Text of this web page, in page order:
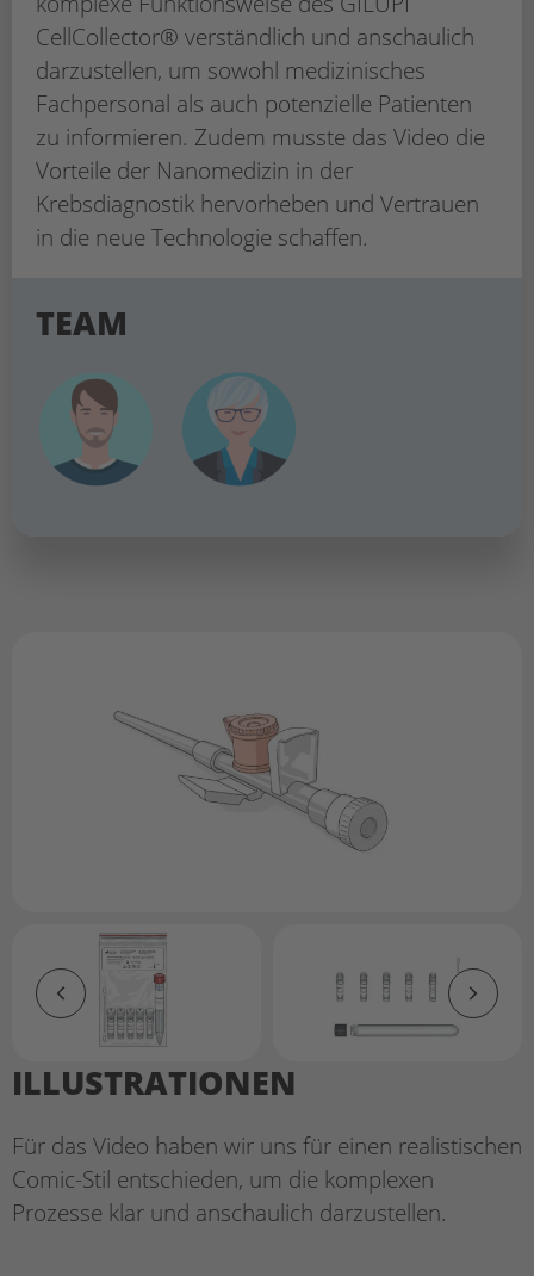
CellCollector® verständlich und anschaulich
darzustellen, um sowohl medizinisches
Fachpersonal als auch potenzielle Patienten
zu informieren. Zudem musste das Video die
Vorteile der Nanomedizin in der
Krebsdiagnostik hervorheben und Vertrauen
in die neue Technologie schaffen.
TEAM
ILLUSTRATIONEN
Für das Video haben wir uns für einen realistischen
Comic-Stil entschieden, um die komplexen
Prozesse klar und anschaulich darzustellen.